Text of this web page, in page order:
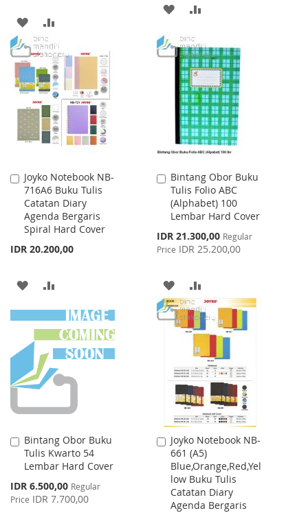
ADD
TO
WISH
LIST
TO
COMPARE
ADD
WISH
LIST
COMPARE
Joyko Notebook NB-
716A6 Buku Tulis
Catatan Diary
Agenda Bergaris
Spiral Hard Cover
IDR 20.200,00
Add
to
Cart
ADD
TO
WISH
LIST
TO
COMPARE
Bintang Obor Buku
Tulis Folio ABC
(Alphabet) 100
Lembar Hard Cover
Special
Price
IDR 21.300,00 Regular
Price IDR 25.200,00
Add
to
Cart
ADD
TO
WISH
LIST
TO
COMPARE
Bintang Obor Buku
Tulis Kwarto 54
Lembar Hard Cover
Special
Price
IDR 6.500,00 Regular
Price IDR 7.700,00
Add
to
Cart
Joyko Notebook NB-
661 (A5)
Blue,Orange,Red,Yel
low Buku Tulis
Catatan Diary
Agenda Bergaris
Add
to
Cart